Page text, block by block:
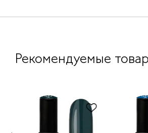
Рекомендуемые